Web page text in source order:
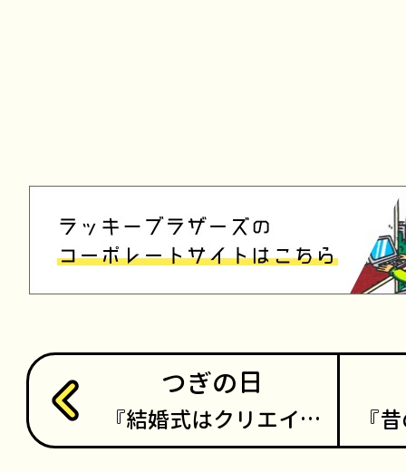
つぎの日
結婚式はクリエイ…